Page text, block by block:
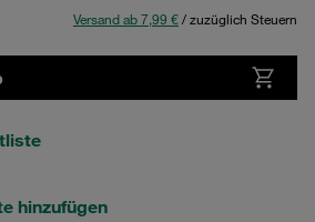
Versand ab 7,99 €/ zuzüglich Steuern
hinzufügen